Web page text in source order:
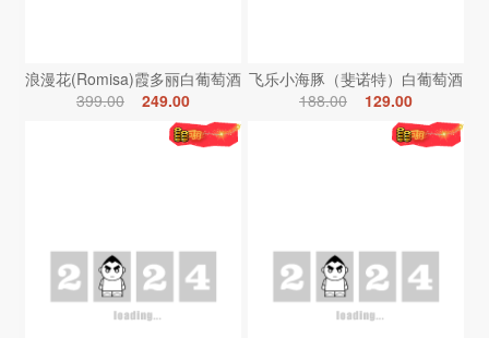
浪漫花(Romisa)霞多丽白葡萄酒
399.00
249.00
飞乐小海豚（斐诺特）白葡萄酒
188.00
129.00